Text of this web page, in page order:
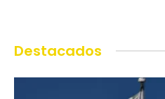
Destacados